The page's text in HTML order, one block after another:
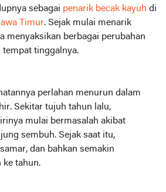
sebagai penarik becak kayuh di
Timur. Sejak mulai menarik
menyaksikan berbagai perubahan
tempat tinggalnya.
perlahan menurun dalam
Sekitar tujuh tahun lalu,
mulai bermasalah akibat
sembuh. Sejak saat itu,
dan bahkan semakin
ke tahun.